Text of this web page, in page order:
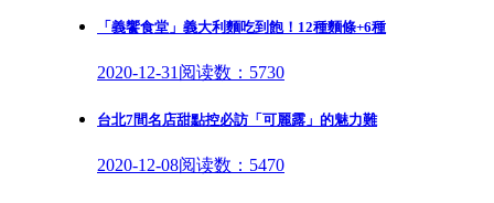
「義饗食堂」義大利麵吃到飽！12種麵條+6種
2020-12-31 阅读数：5730
台北7間名店甜點控必訪「可麗露」的魅力難
2020-12-08阅读数：5470